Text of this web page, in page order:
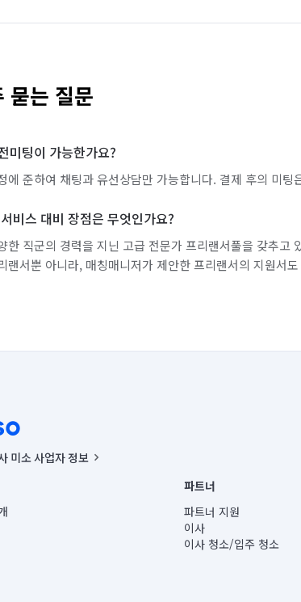
묻는 질문
미팅이 가능한가요?
에 준하여 채팅과 유선상담만 가능합니다. 결제 후의 미팅
비스 대비 장점은 무엇인가요?
한 직군의 경력을 지닌 고급 전문가 프리랜서풀을 갖추고
랜서뿐 아니라, 매칭매니저가 제안한 프리랜서의 지원서
미소 사업자 정보
록번호 : 291-87-00271 | 인허가번호 : 2016-3220163-14-5-00019 |
신고번호 : 2024-서울종로-1400(공정거래위원회 정보) |
: CHING VICTOR COLUMBIA RHEE
: 서울특별시 종로구 율곡로 6(중학동, 트윈트리빌딩) B동 5층
: 서울특별시 종로구 수송동 율곡로 24, 7층, 8층 미소
파트너
파트너 지원
이사
이사 청소/입주 청소